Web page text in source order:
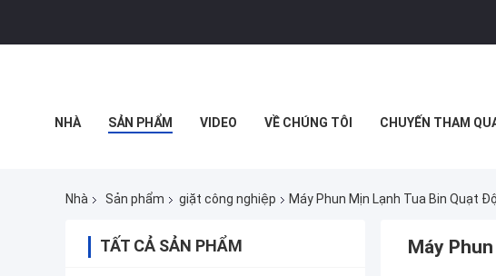
NHÀ SẢN PHẨM VIDEO VỀ CHÚNG TÔI CHUYẾN THAM
Nhà Sản phẩm giặt công nghiệp Máy Phun Mịn Lạnh Tua Bin Quạt
TẤT CẢ SẢN PHẨM Máy